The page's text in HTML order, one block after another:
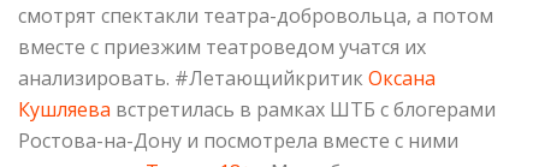
смотрят спектакли театра-добровольца, а потом
вместе с приезжим театроведом учатся их
анализировать. #Летающийкритик Оксана
Кушляева встретилась в рамках ШТБ с блогерами
Ростова-на-Дону и посмотрела вместе с ними